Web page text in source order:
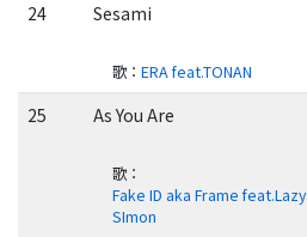
24
Sesami
歌： ERA feat.TONAN
25
As You Are
歌：
Fake ID aka Frame feat.Lazy
SImon